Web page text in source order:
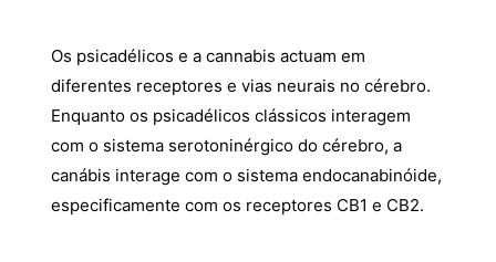
Os psicadélicos e a cannabis actuam em
diferentes receptores e vias neurais no cérebro.
Enquanto os psicadélicos clássicos interagem
com o sistema serotoninérgico do cérebro, a
canábis interage com o sistema endocanabinóide,
especificamente com os receptores CB1 e CB2.